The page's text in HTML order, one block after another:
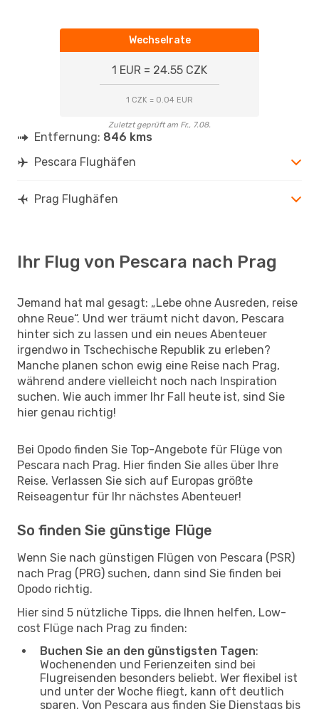
Wechselrate
1 EUR = 24.55 CZK
1 CZK = 0.04 EUR
Zuletzt geprüft am Fr., 7.08.
Entfernung: 846 kms
Pescara Flughäfen
Prag Flughäfen
Ihr Flug von Pescara nach Prag
Jemand hat mal gesagt: „Lebe ohne Ausreden, reise
ohne Reue“. Und wer träumt nicht davon, Pescara
hinter sich zu lassen und ein neues Abenteuer
irgendwo in Tschechische Republik zu erleben?
Manche planen schon ewig eine Reise nach Prag,
während andere vielleicht noch nach Inspiration
suchen. Wie auch immer Ihr Fall heute ist, sind Sie
hier genau richtig!
Bei Opodo finden Sie Top-Angebote für Flüge von
Pescara nach Prag. Hier finden Sie alles über Ihre
Reise. Verlassen Sie sich auf Europas größte
Reiseagentur für Ihr nächstes Abenteuer!
So finden Sie günstige Flüge
Wenn Sie nach günstigen Flügen von Pescara (PSR)
nach Prag (PRG) suchen, dann sind Sie finden bei
Opodo richtig.
Hier sind 5 nützliche Tipps, die Ihnen helfen, Low-
cost Flüge nach Prag zu finden:
Buchen Sie an den günstigsten Tagen:
Wochenenden und Ferienzeiten sind bei
Flugreisenden besonders beliebt. Wer flexibel ist
und unter der Woche fliegt, kann oft deutlich
sparen. Von Pescara aus finden Sie Dienstags bis